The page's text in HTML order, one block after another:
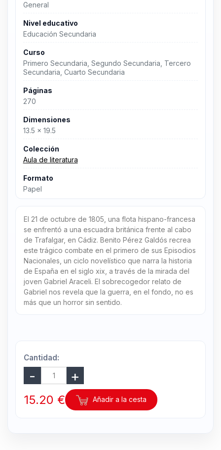
General
Nivel educativo
Educación Secundaria
Curso
Primero Secundaria, Segundo Secundaria, Tercero
Secundaria, Cuarto Secundaria
Páginas
270
Dimensiones
13.5 x 19.5
Colección
Aula de literatura
Formato
Papel
El 21 de octubre de 1805, una flota hispano-francesa
se enfrentó a una escuadra británica frente al cabo
de Trafalgar, en Cádiz. Benito Pérez Galdós recrea
este trágico combate en el primero de sus Episodios
Nacionales, un ciclo novelístico que narra la historia
de España en el siglo xix, a través de la mirada del
joven Gabriel Araceli. El sobrecogedor relato de
Gabriel nos revela que la guerra, en el fondo, no es
más que un horror sin sentido.
Cantidad:
15.20 € Añadir a la cesta